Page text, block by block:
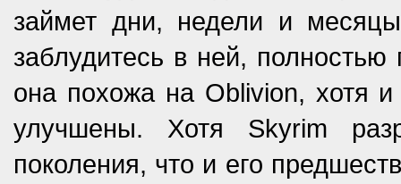
займет дни, недели и
заблудитесь в ней,
она похожа на Oblivion, хотя
улучшены. Хотя Skyrim
поколения, что и его